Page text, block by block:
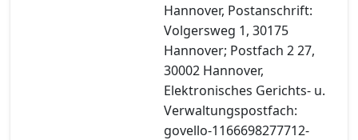
Hannover, Postanschrift:
Volgersweg 1, 30175
Hannover; Postfach 2 27,
30002 Hannover,
Elektronisches Gerichts- u.
Verwaltungspostfach:
govello-1166698277712-